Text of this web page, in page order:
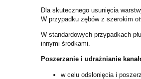
Dla skutecznego usunięcia
W przypadku zębów z szerokim
W standardowych przypadkach
innymi środkami.
Poszerzanie i udrażnianie
w celu odsłonięcia i